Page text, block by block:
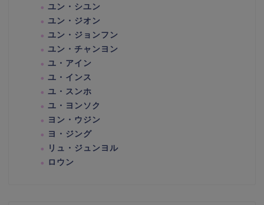
ユン・シユン
ユン・ジオン
ユン・ジョンフン
ユン・チャンヨン
ユ・アイン
ユ・インス
ユ・スンホ
ユ・ヨンソク
ヨン・ウジン
ヨ・ジング
リュ・ジュンヨル
ロウン